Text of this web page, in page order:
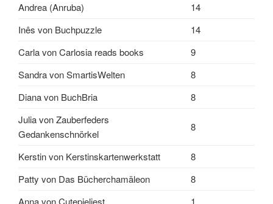
Andrea (Anruba)
14
Inês von Buchpuzzle
14
Carla von Carlosia reads books
9
Sandra von SmartisWelten
8
Diana von BuchBria
8
Julia von Zauberfeders
Gedankenschnörkel
8
Kerstin von Kerstinskartenwerkstatt
8
Patty von Das Bücherchamäleon
8